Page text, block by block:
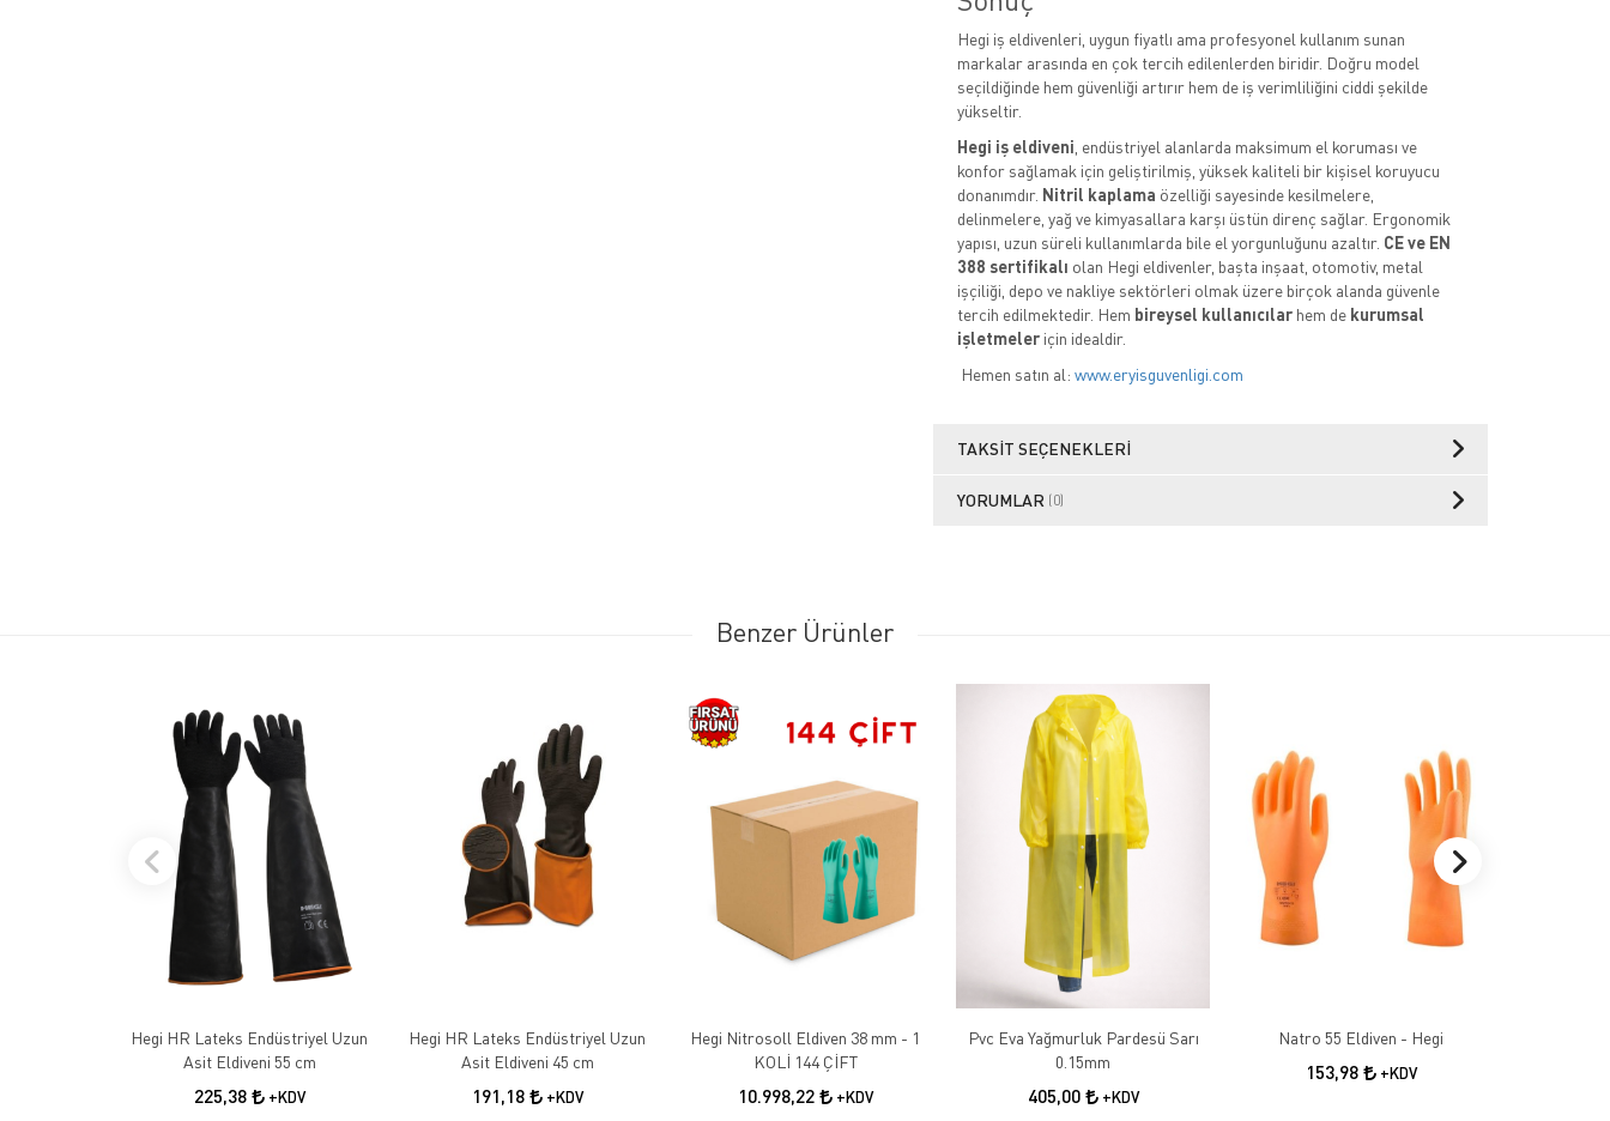
Hegi iş eldivenleri, uygun fiyatlı ama profesyonel kullanım sunan
markalar arasında en çok tercih edilenlerden biridir. Doğru model
seçildiğinde hem güvenliği artırır hem de iş verimliliğini ciddi şekilde
yükseltir.
Hegi iş eldiveni , endüstriyel alanlarda maksimum el koruması ve
konfor sağlamak için geliştirilmiş, yüksek kaliteli bir kişisel koruyucu
donanımdır. Nitril kaplama özelliği sayesinde kesilmelere,
delinmelere, yağ ve kimyasallara karşı üstün direnç sağlar. Ergonomik
yapısı, uzun süreli kullanımlarda bile el yorgunluğunu azaltır. CE ve EN
388 sertifikalı olan Hegi eldivenler, başta inşaat, otomotiv, metal
işçiliği, depo ve nakliye sektörleri olmak üzere birçok alanda güvenle
tercih edilmektedir. Hem bireysel kullanıcılarhem de kurumsal
işletmeleriçin idealdir.
Hemen satın al: www.eryisguvenligi.com
TAKSIT SEÇENEKLERI
YORUMLAR (0)
Benzer Ürünler
Hegi HR Lateks Endüstriyel Uzun
Asit Eldiveni 55 cm
225,38 +KDV
Hegi HR Lateks Endüstriyel Uzun
Asit Eldiveni 45 cm
191,18 +KDV
Hegi Nitrosoll Eldiven 38 mm - 1
KOLİ 144 ÇİFT
10.998,22 +KDV
Pvc Eva Yağmurluk Pardesü Sarı
0.15mm
405,00 +KDV
Natro 55 Eldiven - Hegi
153,98 +KDV